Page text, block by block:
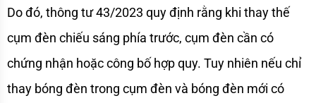
Do đó, thông tư 43/2023 quy định rằng khi thay thế
cụm đèn chiếu sáng phía trước, cụm đèn cần có
chứng nhận hoặc công bố hợp quy. Tuy nhiên nếu chỉ
thay bóng đèn trong cụm đèn và bóng đèn mới có